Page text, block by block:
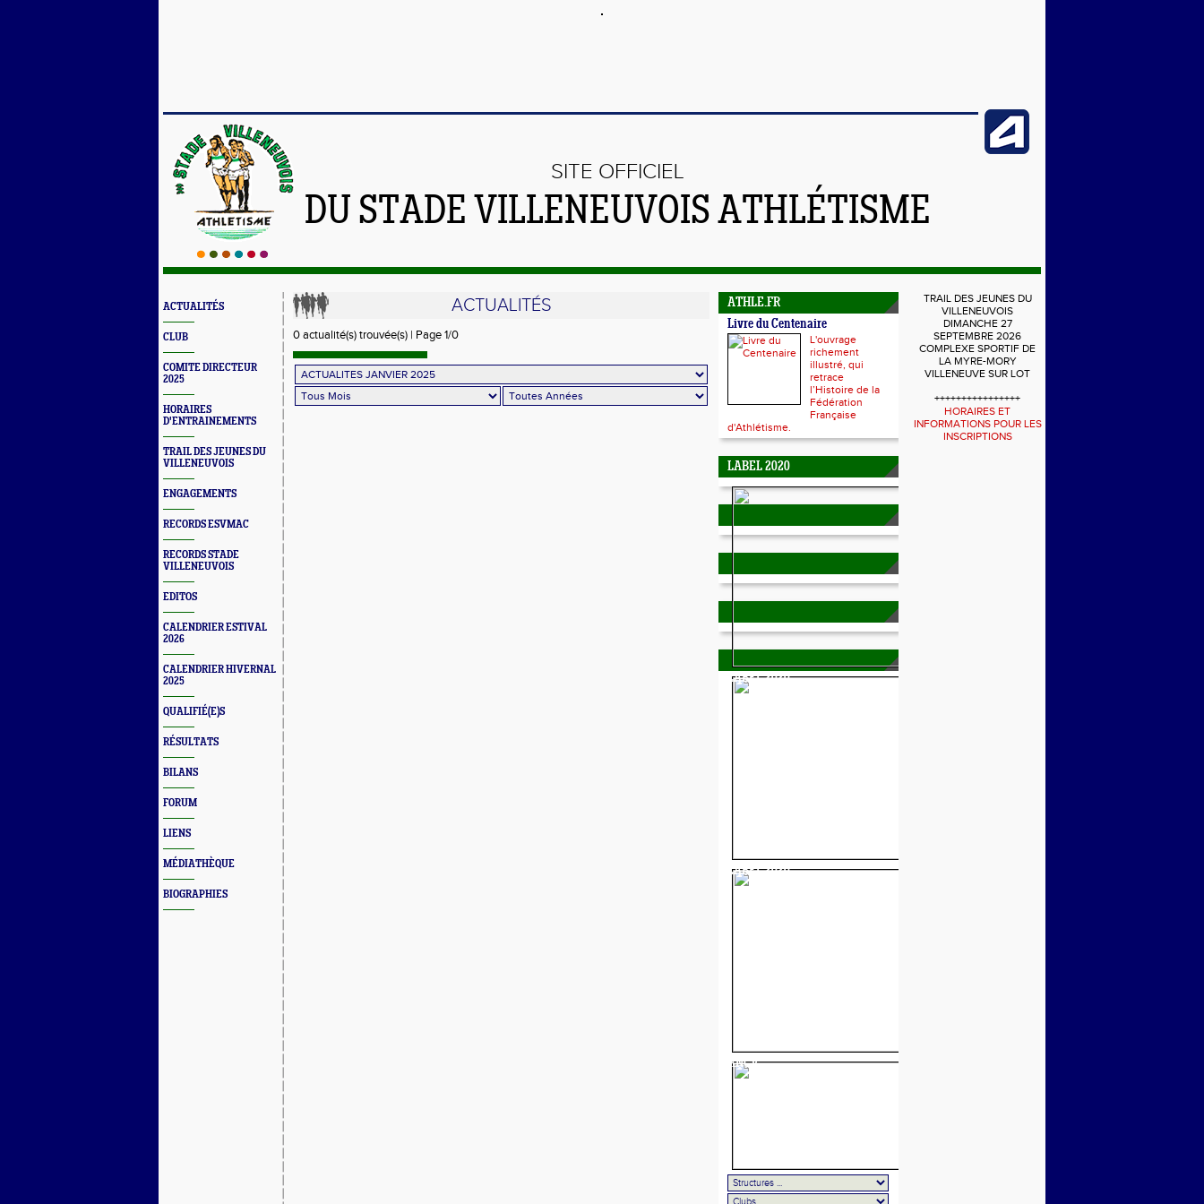
SITE OFFICIEL
DU STADE VILLENEUVOIS ATHLÉTISME
ACTUALITÉS
CLUB
COMITE DIRECTEUR
2025
HORAIRES
D'ENTRAINEMENTS
TRAIL DES JEUNES DU
VILLENEUVOIS
ENGAGEMENTS
RECORDS ESVMAC
RECORDS STADE
VILLENEUVOIS
EDITOS
CALENDRIER ESTIVAL
2026
CALENDRIER HIVERNAL
2025
QUALIFIÉ(E)S
RÉSULTATS
BILANS
FORUM
LIENS
MÉDIATHÈQUE
BIOGRAPHIES
ACTUALITÉS
0 actualité(s) trouvée(s) | Page 1/0
ATHLE.FR
Livre du Centenaire
L'ouvrage
richement
illustré, qui
retrace
l’Histoire de la
Fédération
Française
d'Athlétisme.
LABEL 2020
LABEL 2020
LABEL 2020
ANCV
LES ESPACES
TRAIL DES JEUNES DU
VILLENEUVOIS
DIMANCHE 27
SEPTEMBRE 2026
COMPLEXE SPORTIF DE
LA MYRE-MORY
VILLENEUVE SUR LOT
++++++++++++++++
HORAIRES ET
INFORMATIONS POUR LES
INSCRIPTIONS